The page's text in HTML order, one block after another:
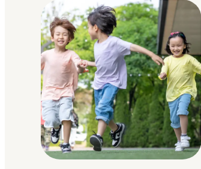
保育園・幼稚園を探す
地図から探す
地域から探す